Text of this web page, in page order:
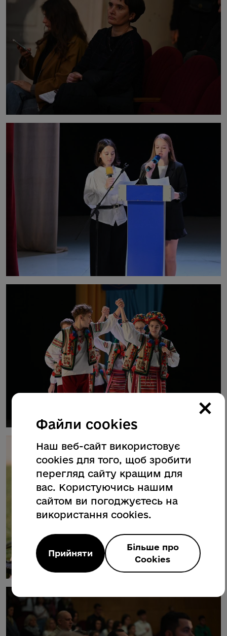
×
Файли cookies
Наш веб-сайт використовує
cookies для того, щоб зробити
перегляд сайту кращим для
вас. Користуючись нашим
сайтом ви погоджуєтесь на
використання cookies.
Прийняти
Більше про
Cookies